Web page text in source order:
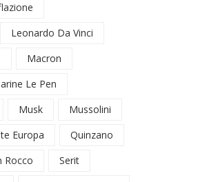
Leonardo Da Vinci
Macron
Le Pen
Musk
Mussolini
Europa
Quinzano
Rocco
Serit